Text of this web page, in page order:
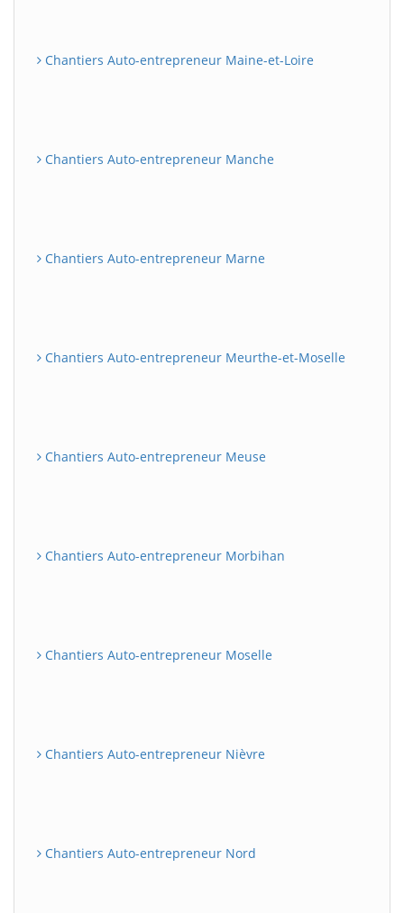
Chantiers Auto-entrepreneur Maine-et-Loire
Chantiers Auto-entrepreneur Manche
Chantiers Auto-entrepreneur Marne
Chantiers Auto-entrepreneur Meurthe-et-Moselle
Chantiers Auto-entrepreneur Meuse
Chantiers Auto-entrepreneur Morbihan
Chantiers Auto-entrepreneur Moselle
Chantiers Auto-entrepreneur Nièvre
Chantiers Auto-entrepreneur Nord